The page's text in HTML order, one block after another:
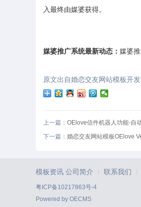
入最终由媒婆获得。
媒婆推广系统最新动态： 媒婆
原文出自婚恋交友网站模板开
上一篇： OElove信件机器人功能-自
下一篇： 婚恋交友网站模板OElove
模板资讯 公司简介 | 联系我们 |
粤ICP备10217863号-4
Powered by OECMS